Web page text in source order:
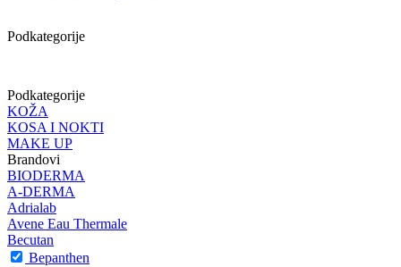
Podkategorije
Podkategorije
KOŽA
KOSA I NOKTI
MAKE UP
Brandovi
BIODERMA
A-DERMA
Adrialab
Avene Eau Thermale
Becutan
Bepanthen